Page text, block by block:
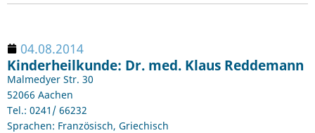
04.08.2014
Kinderheilkunde: Dr. med. Klaus Reddemann
Malmedyer Str. 30
52066 Aachen
Tel.: 0241/ 66232
Sprachen: Französisch, Griechisch